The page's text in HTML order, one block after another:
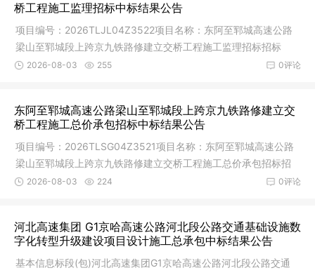
桥工程施工监理招标中标结果公告
项目编号：2026TLJL04Z3522项目名称：东阿至郓城高速公路
梁山至郓城段上跨京九铁路修建立交桥工程施工监理招标招标
人：山东济铁
0评论
2026-08-03 255
东阿至郓城高速公路梁山至郓城段上跨京九铁路修建立交
桥工程施工总价承包招标中标结果公告
项目编号：2026TLSG04Z3521项目名称：东阿至郓城高速公路
梁山至郓城段上跨京九铁路修建立交桥工程施工总价承包招标招
标人：山东
0评论
2026-08-03 224
河北高速集团 G1京哈高速公路河北段公路交通基础设施数
字化转型升级建设项目设计施工总承包中标结果公告
基本信息标段(包)河北高速集团G1京哈高速公路河北段公路交通